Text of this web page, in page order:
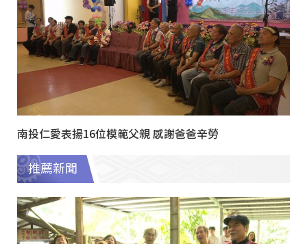
南投仁愛表揚16位模範父親 感謝爸爸辛勞
推薦新聞